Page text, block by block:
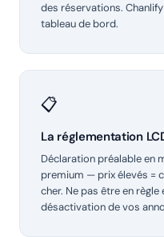
des réservations.
tableau de bord.
📋
La réglementation
Déclaration préalable en
premium — prix élevés =
cher. Ne pas être en
désactivation de vos